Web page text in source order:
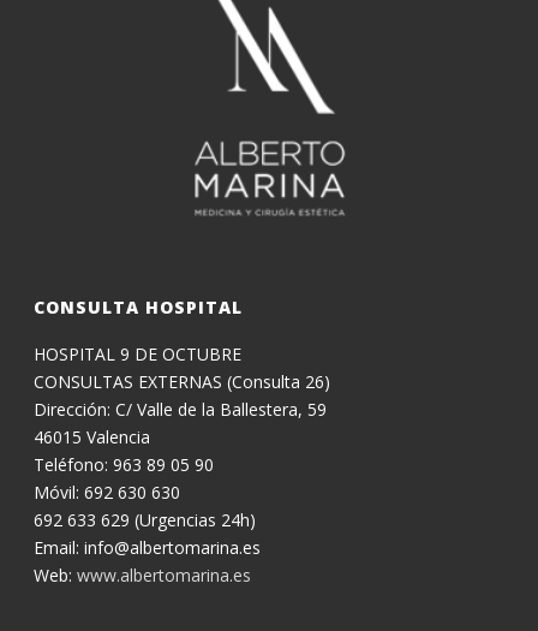
CONSULTA HOSPITAL
HOSPITAL 9 DE OCTUBRE
CONSULTAS EXTERNAS (Consulta 26)
Dirección: C/ Valle de la Ballestera, 59
46015 Valencia
Teléfono: 963 89 05 90
Móvil: 692 630 630
692 633 629 (Urgencias 24h)
Email: info@albertomarina.es
Web:www.albertomarina.es